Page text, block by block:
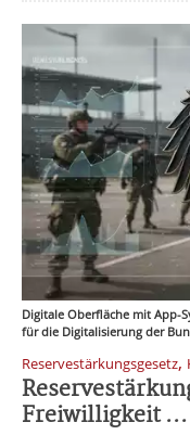
Digitale Oberfläche mit App-
für die Digitalisierung der
Reservestärkungsgesetz,
Freiwilligkeit ...